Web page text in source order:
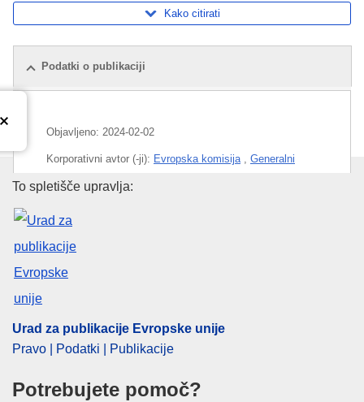
Kako citirati
Podatki o publikaciji
Objavljeno: 2024-02-02
Korporativni avtor (-ji): Evropska komisija , Generalni
direktorat za konkurenco
Področje
pdfa2a
Urad za publikacije Evropske
To spletišče upravlja:
Urad za publikacije Evropske unije
Pravo | Podatki | Publikacije
Potrebujete pomoč?